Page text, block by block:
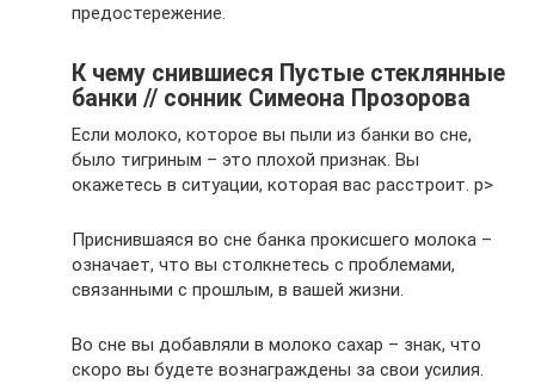
предостережение.
К чему снившиеся Пустые стеклянные
банки // сонник Симеона Прозорова
Если молоко, которое вы пыли из банки во сне,
было тигриным – это плохой признак. Вы
окажетесь в ситуации, которая вас расстроит. p>
Приснившаяся во сне банка прокисшего молока –
означает, что вы столкнетесь с проблемами,
связанными с прошлым, в вашей жизни.
Во сне вы добавляли в молоко сахар – знак, что
скоро вы будете вознаграждены за свои усилия.